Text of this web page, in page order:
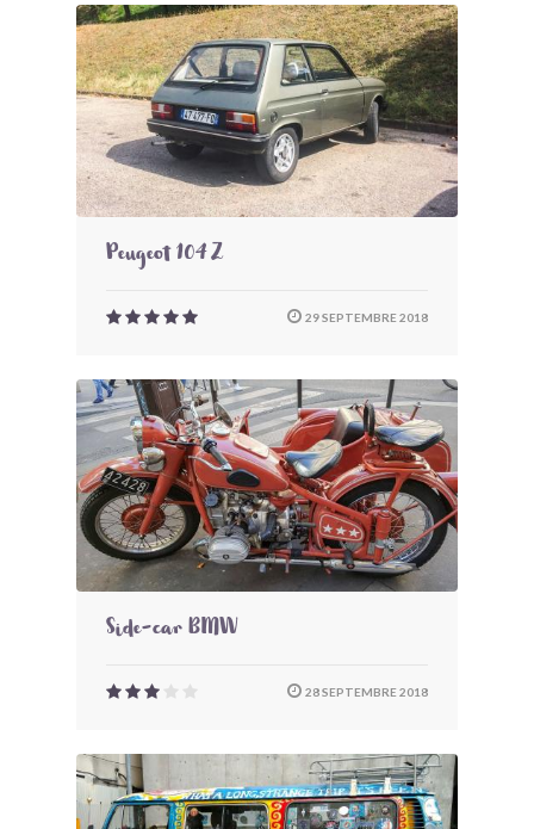
Peugeot 104 Z
29 SEPTEMBRE 2018
Side-car BMW
28 SEPTEMBRE 2018